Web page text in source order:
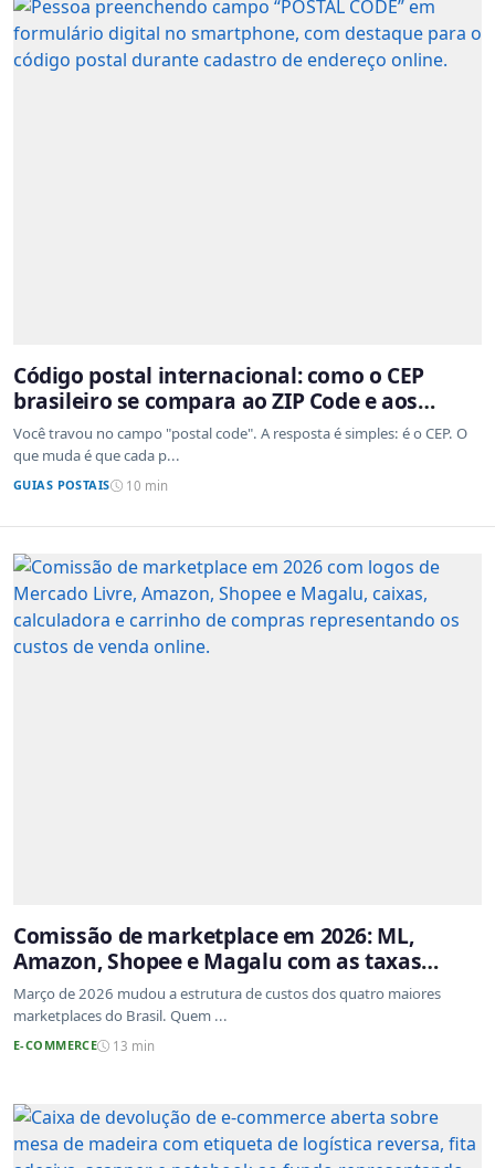
Código postal internacional: como o CEP
brasileiro se compara ao ZIP Code e aos
sistemas de outros países
Você travou no campo "postal code". A resposta é simples: é o CEP. O
que muda é que cada p...
GUIAS POSTAIS 10 min
Comissão de marketplace em 2026: ML,
Amazon, Shopee e Magalu com as taxas
atualizadas
Março de 2026 mudou a estrutura de custos dos quatro maiores
marketplaces do Brasil. Quem ...
E-COMMERCE 13 min